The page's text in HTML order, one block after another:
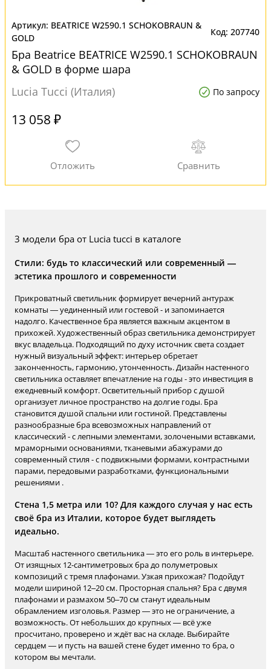
BEATRICE W2590.1 SCHOKOBRAUN &
GOLD
207740
Бра Beatrice BEATRICE W2590.1 SCHOKOBRAUN
& GOLD в форме шара
Lucia Tucci (Италия)
По запросу
13 058 ₽
3 модели бра от Lucia tucci в каталоге
Стили: будь то классический или современный —
эстетика прошлого и современности
Прикроватный светильник формирует вечерний антураж
комнаты — уединенный или гостевой - и запоминается
надолго. Качественное бра является важным акцентом в
прихожей. Художественный образ светильника демонстрирует
вкус владельца. Подходящий по духу источник света создает
нужный визуальный эффект: интерьер обретает
законченность, гармонию, утонченность. Дизайн настенного
светильника оставляет впечатление на годы - это инвестиция в
ежедневный комфорт. Осветительный прибор с душой
организует личное пространство на долгие годы. Бра
становится душой спальни или гостиной. Представлены
разнообразные бра всевозможных направлений от
классический - с лепными элементами, золочеными вставками,
мраморными основаниями, тканевыми абажурами до
современный стиля - с подвижными формами, контрастными
парами, передовыми разработками, функциональными
решениями .
Стена 1,5 метра или 10? Для каждого случая у нас есть
своё бра из Италии, которое будет выглядеть
идеально.
Масштаб настенного светильника — это его роль в интерьере.
От изящных 12-сантиметровых бра до полуметровых
композиций с тремя плафонами. Узкая прихожая? Подойдут
модели шириной 12–20 см. Просторная спальня? Бра с двумя
плафонами и размахом 50–70 см станут идеальным
обрамлением изголовья. Размер — это не ограничение, а
возможность. От небольших до крупных — всё уже
просчитано, проверено и ждёт вас на складе. Выбирайте
сердцем — и пусть на вашей стене будет именно то бра, о
котором вы мечтали.